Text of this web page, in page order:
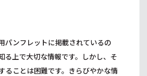
パンフレットに掲載されているの
る上で大切な情報です。しかし、そ
ることは困難です。きらびやかな情